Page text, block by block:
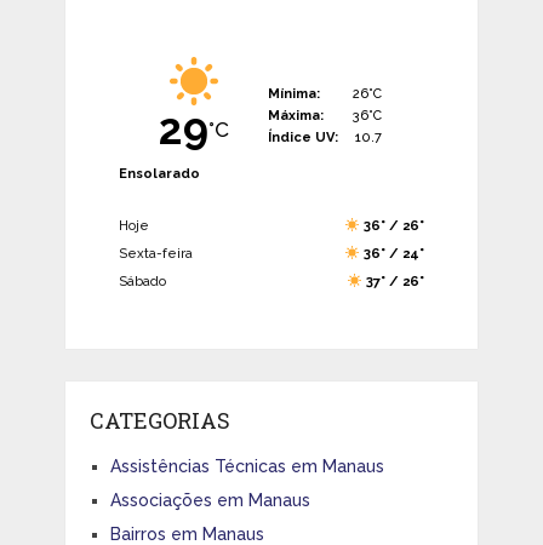
29°C
Mínima:
26°C
Máxima:
36°C
Índice UV:
10.7
Ensolarado
Hoje
36° / 26°
Sexta-feira
36° / 24°
Sábado
37° / 26°
CATEGORIAS
Assistências Técnicas em Manaus
Associações em Manaus
Bairros em Manaus